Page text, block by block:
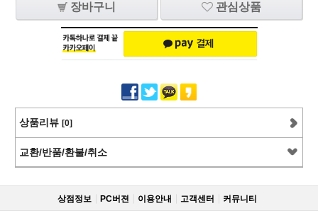
장바구니 관심상품
상품리뷰 [0]
교환/반품/환불/취소
상점정보 PC버젼 이용안내 고객센터 커뮤니티